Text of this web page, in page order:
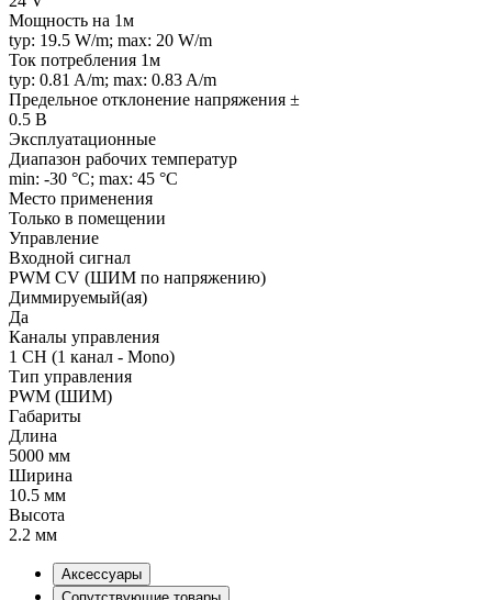
Мощность на 1м
typ: 19.5 W/m; max: 20 W/m
Ток потребления 1м
typ: 0.81 A/m; max: 0.83 A/m
Предельное отклонение напряжения ±
0.5 В
Эксплуатационные
Диапазон рабочих температур
min: -30 °C; max: 45 °C
Место применения
Только в помещении
Управление
Входной сигнал
PWM СV (ШИМ по напряжению)
Диммируемый(ая)
Да
Каналы управления
1 CH (1 канал - Mono)
Тип управления
PWM (ШИМ)
Габариты
Длина
5000 мм
Ширина
10.5 мм
Высота
2.2 мм
Аксессуары